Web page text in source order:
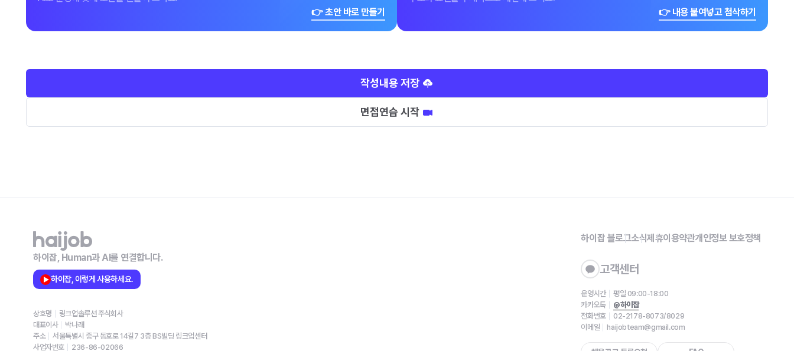
👉 초안 바로 만들기
👉 내용 붙여넣고 첨삭하기
작성내용 저장
면접연습 시작
하이잡, Human과 AI를 연결합니다.
하이잡, 이렇게 사용하세요.
상호명
링크업솔루션 주식회사
대표이사
박나래
주소
서울특별시 중구 동호로 14길7 3층 BS빌딩 링크업센터
사업자번호
236-86-02066
하이잡 블로그소식제휴이용약관개인정보 보호정책
고객센터
운영시간
평일 09:00-18:00
카카오톡
@하이잡
전화번호
02-2178-8073/8029
이메일
haijobteam@gmail.com